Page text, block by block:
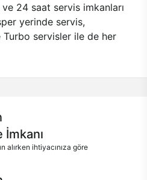
24 saat servis imkanları
yerinde servis,
servisler ile de her
alırken ihtiyacınıza göre